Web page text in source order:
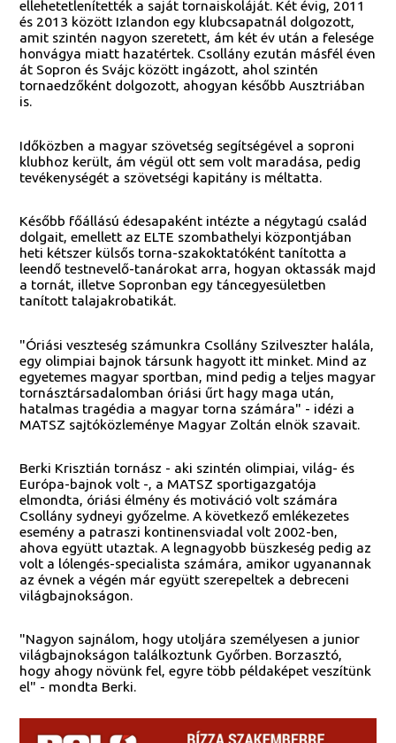
ellehetetlenítették a saját tornaiskoláját. Két évig, 2011
és 2013 között Izlandon egy klubcsapatnál dolgozott,
amit szintén nagyon szeretett, ám két év után a felesége
honvágya miatt hazatértek. Csollány ezután másfél éven
át Sopron és Svájc között ingázott, ahol szintén
tornaedzőként dolgozott, ahogyan később Ausztriában
is.
Időközben a magyar szövetség segítségével a soproni
klubhoz került, ám végül ott sem volt maradása, pedig
tevékenységét a szövetségi kapitány is méltatta.
Később főállású édesapaként intézte a négytagú család
dolgait, emellett az ELTE szombathelyi központjában
heti kétszer külsős torna-szakoktatóként tanította a
leendő testnevelő-tanárokat arra, hogyan oktassák majd
a tornát, illetve Sopronban egy táncegyesületben
tanított talajakrobatikát.
"Óriási veszteség számunkra Csollány Szilveszter halála,
egy olimpiai bajnok társunk hagyott itt minket. Mind az
egyetemes magyar sportban, mind pedig a teljes magyar
tornásztársadalomban óriási űrt hagy maga után,
hatalmas tragédia a magyar torna számára" - idézi a
MATSZ sajtóközleménye Magyar Zoltán elnök szavait.
Berki Krisztián tornász - aki szintén olimpiai, világ- és
Európa-bajnok volt -, a MATSZ sportigazgatója
elmondta, óriási élmény és motiváció volt számára
Csollány sydneyi győzelme. A következő emlékezetes
esemény a patraszi kontinensviadal volt 2002-ben,
ahova együtt utaztak. A legnagyobb büszkeség pedig az
volt a lólengés-specialista számára, amikor ugyanannak
az évnek a végén már együtt szerepeltek a debreceni
világbajnokságon.
"Nagyon sajnálom, hogy utoljára személyesen a junior
világbajnokságon találkoztunk Győrben. Borzasztó,
hogy ahogy növünk fel, egyre több példaképet veszítünk
el" - mondta Berki.